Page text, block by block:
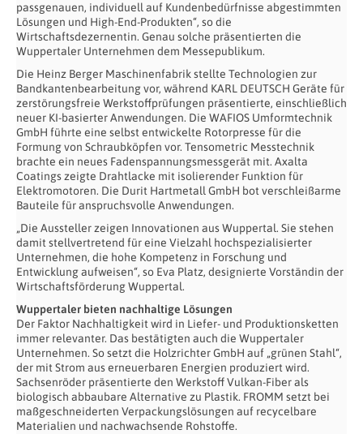
passgenauen, individuell auf Kundenbedürfnisse abgestimmten
Lösungen und High-End-Produkten“, so die
Wirtschaftsdezernentin. Genau solche präsentierten die
Wuppertaler Unternehmen dem Messepublikum.
Die Heinz Berger Maschinenfabrik stellte Technologien zur
Bandkantenbearbeitung vor, während KARL DEUTSCH Geräte für
zerstörungsfreie Werkstoffprüfungen präsentierte, einschließlich
neuer KI-basierter Anwendungen. Die WAFIOS Umformtechnik
GmbH führte eine selbst entwickelte Rotorpresse für die
Formung von Schraubköpfen vor. Tensometric Messtechnik
brachte ein neues Fadenspannungsmessgerät mit. Axalta
Coatings zeigte Drahtlacke mit isolierender Funktion für
Elektromotoren. Die Durit Hartmetall GmbH bot verschleißarme
Bauteile für anspruchsvolle Anwendungen.
„Die Aussteller zeigen Innovationen aus Wuppertal. Sie stehen
damit stellvertretend für eine Vielzahl hochspezialisierter
Unternehmen, die hohe Kompetenz in Forschung und
Entwicklung aufweisen“, so Eva Platz, designierte Vorständin der
Wirtschaftsförderung Wuppertal.
Wuppertaler bieten nachhaltige Lösungen
Der Faktor Nachhaltigkeit wird in Liefer- und Produktionsketten
immer relevanter. Das bestätigten auch die Wuppertaler
Unternehmen. So setzt die Holzrichter GmbH auf „grünen Stahl“,
der mit Strom aus erneuerbaren Energien produziert wird.
Sachsenröder präsentierte den Werkstoff Vulkan-Fiber als
biologisch abbaubare Alternative zu Plastik. FROMM setzt bei
maßgeschneiderten Verpackungslösungen auf recycelbare
Materialien und nachwachsende Rohstoffe.